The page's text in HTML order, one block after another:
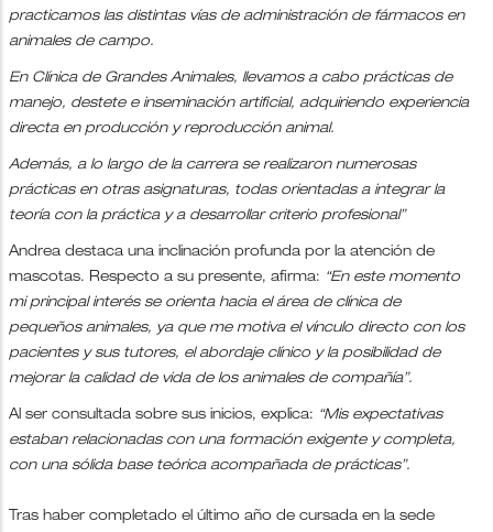
practicamos las distintas vías de administración de fármacos en
animales de campo.
En Clínica de Grandes Animales, llevamos a cabo prácticas de
manejo, destete e inseminación artificial, adquiriendo experiencia
directa en producción y reproducción animal.
Además, a lo largo de la carrera se realizaron numerosas
prácticas en otras asignaturas, todas orientadas a integrar la
teoría con la práctica y a desarrollar criterio profesional”
Andrea destaca una inclinación profunda por la atención de
mascotas. Respecto a su presente, afirma: “En este momento
mi principal interés se orienta hacia el área de clínica de
pequeños animales, ya que me motiva el vínculo directo con los
pacientes y sus tutores, el abordaje clínico y la posibilidad de
mejorar la calidad de vida de los animales de compañía”.
Al ser consultada sobre sus inicios, explica: “Mis expectativas
estaban relacionadas con una formación exigente y completa,
con una sólida base teórica acompañada de prácticas”.
Tras haber completado el último año de cursada en la sede